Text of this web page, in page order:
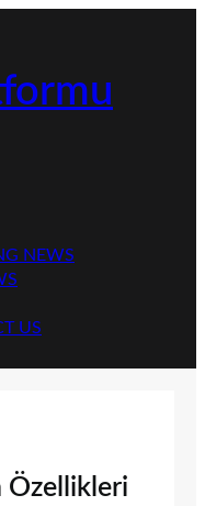
NEWS
US
Özellikleri